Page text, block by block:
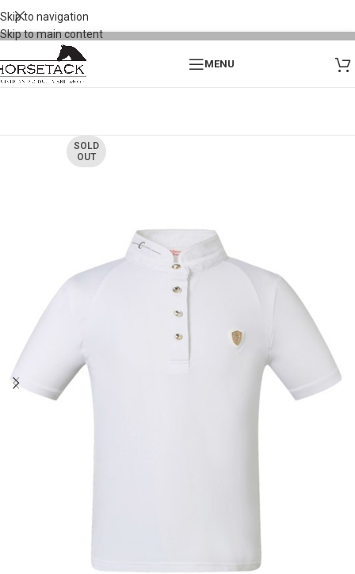
Skip to navigation
Skip to main content
MENU
SOLD
OUT